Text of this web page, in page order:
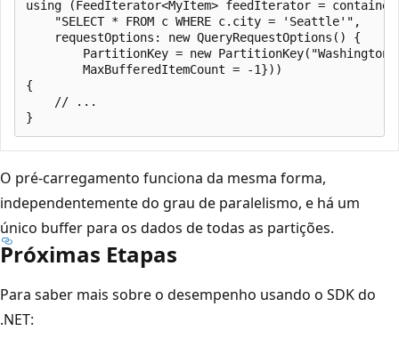
using (FeedIterator<MyItem> feedIterator =
    "SELECT * FROM c WHERE c.city = 'Seattle'",
    requestOptions: new QueryRequestOptions() {
PartitionKey = new
        MaxBufferedItemCount = -1}))
{
    // ...
O pré-carregamento funciona da mesma forma,
independentemente do grau de paralelismo, e há um
único buffer para os dados de todas as partições.
Próximas Etapas
Para saber mais sobre o desempenho usando o SDK do
.NET: